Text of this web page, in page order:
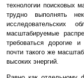
технологии поисковых
трудно выполнять
исследовательских
масштабируемые
требоваться дорогие
почти такого же
высоких энергий.